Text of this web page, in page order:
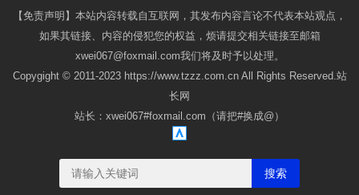
【免责声明】本站内容转载自互联网，其发布内容言论不代表本站观点，
如果其链接、内容的侵犯您的权益，烦请提交相关链接至邮箱
xwei067@foxmail.com我们将及时予以处理。
Copygight © 2011-2023 https://www.tzzz.com.cn All Rights Reserved.站
长网
站长：xwei067#foxmail.com（请把#换成@）
搜索